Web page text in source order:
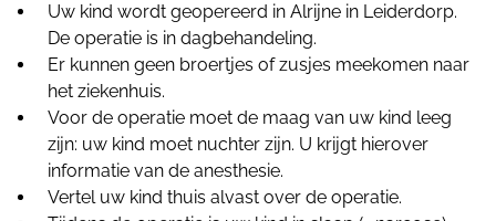
Uw kind wordt geopereerd in Alrijne in Leiderdorp.
De operatie is in dagbehandeling.
Er kunnen geen broertjes of zusjes meekomen naar
het ziekenhuis.
Voor de operatie moet de maag van uw kind leeg
zijn: uw kind moet nuchter zijn. U krijgt hierover
informatie van de anesthesie.
Vertel uw kind thuis alvast over de operatie.